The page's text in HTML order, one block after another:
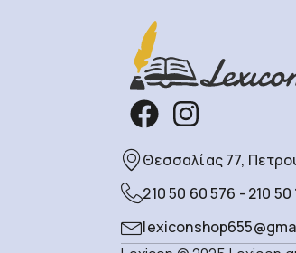
Θεσσαλίας 77,
210 50 60 576 - 210 50